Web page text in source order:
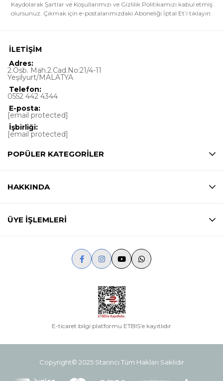
Kaydolarak Şartlar ve Koşullarımızı ve Gizlilik Politikamızı kabul etmiş
olursunuz. Çıkmak için e-postalarımızdaki Aboneliği İptal Et’i tıklayın.
İLETİŞİM
Adres:
2.Osb. Mah.2.Cad.No:21/4-11
Yeşilyurt/MALATYA
Telefon:
0552 442 4344
E-posta:
[email protected]
İşbirliği:
[email protected]
POPÜLER KATEGORİLER
HAKKINDA
ÜYE İŞLEMLERİ
E-ticaret bilgi platformu ETBIS’e kayıtlıdır
Copyright© 2025 Starinci Tüm Hakları Saklıdır